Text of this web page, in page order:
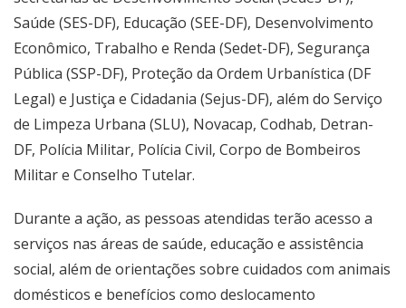
Saúde (SES-DF), Educação (SEE-DF), Desenvolvimento
Econômico, Trabalho e Renda (Sedet-DF), Segurança
Pública (SSP-DF), Proteção da Ordem Urbanística (DF
Legal) e Justiça e Cidadania (Sejus-DF), além do Serviço
de Limpeza Urbana (SLU), Novacap, Codhab, Detran-
DF, Polícia Militar, Polícia Civil, Corpo de Bombeiros
Militar e Conselho Tutelar.
Durante a ação, as pessoas atendidas terão acesso a
serviços nas áreas de saúde, educação e assistência
social, além de orientações sobre cuidados com animais
domésticos e benefícios como deslocamento